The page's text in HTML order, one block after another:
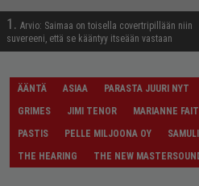
1. Arvio: Saimaa on toisella covertripillään niin
suvereeni, että se kääntyy itseään vastaan
ÄÄNTÄ ASIAA PARASTA JUURI NYT
GRIMES
JIMI TENOR MARIANNE
PASTIS
PELLE MILJOONA OY
THE HEARING
THE NEW